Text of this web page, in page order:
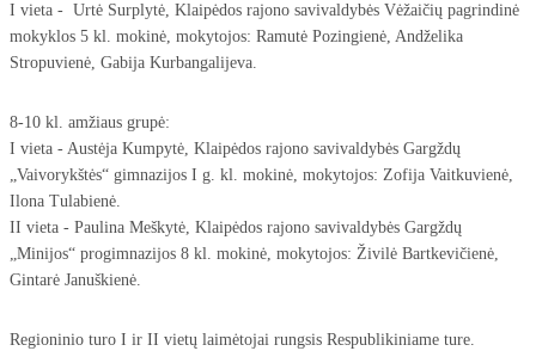
I vieta - Urtė Surplytė, Klaipėdos rajono savivaldybės Vėžaičių pagrindinė
mokyklos 5 kl. mokinė, mokytojos: Ramutė Pozingienė, Andželika
Stropuvienė, Gabija Kurbangalijeva.
8-10 kl. amžiaus grupė:
I vieta - Austėja Kumpytė, Klaipėdos rajono savivaldybės Gargždų
„Vaivorykštės“ gimnazijos I g. kl. mokinė, mokytojos: Zofija Vaitkuvienė,
Ilona Tulabienė.
II vieta - Paulina Meškytė, Klaipėdos rajono savivaldybės Gargždų
„Minijos“ progimnazijos 8 kl. mokinė, mokytojos: Živilė Bartkevičienė,
Gintarė Januškienė.
Regioninio turo I ir II vietų laimėtojai rungsis Respublikiniame ture.